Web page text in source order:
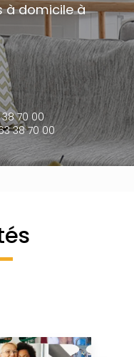
à domicile à
70 00
38 70 00